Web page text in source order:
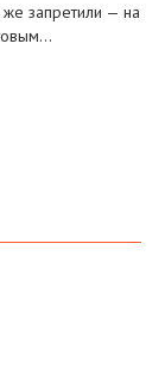
запретили — на